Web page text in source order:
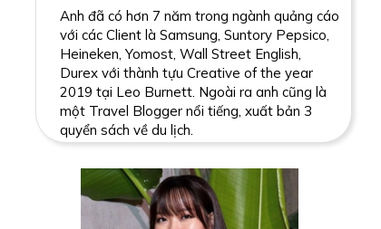
Anh đã có hơn 7 năm trong ngành quảng cáo
với các Client là Samsung, Suntory Pepsico,
Heineken, Yomost, Wall Street English,
Durex với thành tựu Creative of the year
2019 tại Leo Burnett. Ngoài ra anh cũng là
một Travel Blogger nổi tiếng, xuất bản 3
quyển sách về du lịch.